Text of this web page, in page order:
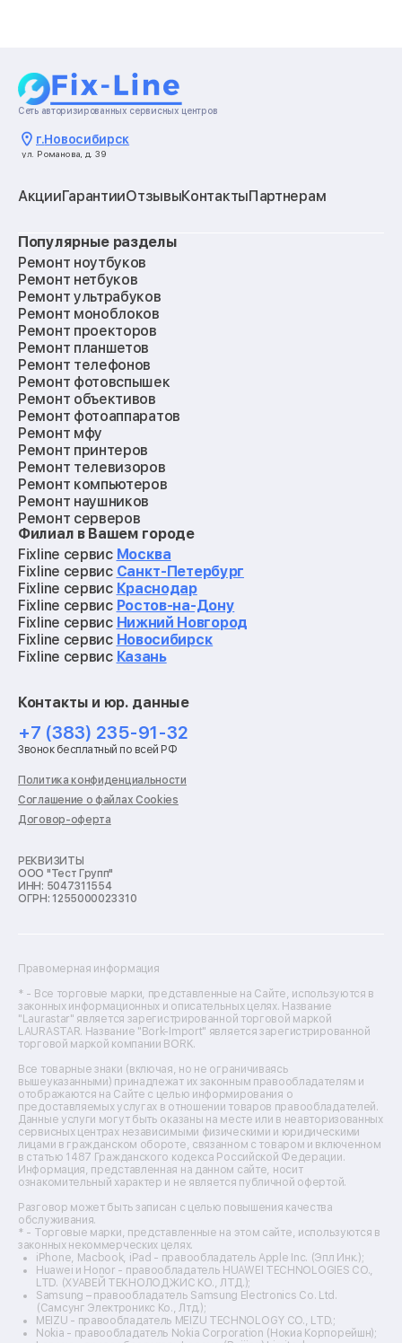
Сеть авторизированных сервисных центров
г.Новосибирск
ул. Романова, д. 39
АкцииГарантииОтзывыКонтактыПартнерам
Популярные разделы
Ремонт ноутбуков
Ремонт нетбуков
Ремонт ультрабуков
Ремонт моноблоков
Ремонт проекторов
Ремонт планшетов
Ремонт телефонов
Ремонт фотовспышек
Ремонт объективов
Ремонт фотоаппаратов
Ремонт мфу
Ремонт принтеров
Ремонт телевизоров
Ремонт компьютеров
Ремонт наушников
Ремонт серверов
Ремонт мониторов
Ремонт квадрокоптеров
Ремонт электросамокатов
Ремонт материнских плат
Ремонт видеокарт
Ремонт кофемашин
Ремонт vr систем
Ремонт игровых приставок
Ремонт роботов-пылесосов
Ремонт холодильников
Ремонт стиральных машин
Ремонт пылесосов
Ремонт варочных панелей
Ремонт духовых шкафов
Ремонт кондиционеров
Ремонт кухонных комбайнов
Ремонт морозильных камер
Ремонт отпаривателей
Ремонт плоттеров
Ремонт фенов
Ремонт цифровых биноклей
Ремонт тепловизоров
Ремонт массажных кресел
Ремонт водонагревателей
Ремонт вытяжек
Ремонт источников бесперебойного питания
Ремонт пароварок
Ремонт микшерных пультов
Ремонт dj-пультов
Ремонт кухонных плит
Ремонт стедикамов
Ремонт оптических прицелов
Ремонт электровелосипедов
Ремонт видеокамер
Ремонт эхолотов
Ремонт 3d-принтеров
Ремонт прицелов ночного видения
Ремонт винных шкафов
Ремонт выпрямителей
Ремонт сушилок для рук
Ремонт дальномеров
Ремонт снегоуборщиков
Филиал в Вашем городе
Fixline сервис Москва
Fixline сервис Санкт-Петербург
Fixline сервис Краснодар
Fixline сервис Ростов-на-Дону
Fixline сервис Нижний Новгород
Fixline сервис Новосибирск
Fixline сервис Казань
Контакты и юр. данные
+7 (383) 235-91-32
Звонок бесплатный по всей РФ
Политика конфиденциальности
Соглашение о файлах Cookies
Договор-оферта
РЕКВИЗИТЫ
ООО "Тест Групп"
ИНН: 5047311554
ОГРН: 1255000023310
Правомерная информация
* - Все торговые марки, представленные на Сайте, используются в
законных информационных и описательных целях. Название
"Laurastar" является зарегистрированной торговой маркой
LAURASTAR. Название "Bork-Import" является зарегистрированной
торговой маркой компании BORK.
Все товарные знаки (включая, но не ограничиваясь
вышеуказанными) принадлежат их законным правообладателям и
отображаются на Сайте с целью информирования о
предоставляемых услугах в отношении товаров правообладателей.
Данные услуги могут быть оказаны на месте или в неавторизованных
сервисных центрах независимыми физическими и юридическими
лицами в гражданском обороте, связанном с товаром и включенном
в статью 1487 Гражданского кодекса Российской Федерации.
Информация, представленная на данном сайте, носит
ознакомительный характер и не является публичной офертой.
Разговор может быть записан с целью повышения качества
обслуживания.
* - Торговые марки, представленные на этом сайте, используются в
законных некоммерческих целях.
iPhone, Macbook, iPad - правообладатель Apple Inc. (Эпл Инк.);
Huawei и Honor - правообладатель HUAWEI TECHNOLOGIES CO.,
LTD. (ХУАВЕЙ ТЕКНОЛОДЖИС КО., ЛТД.);
Samsung – правообладатель Samsung Electronics Co. Ltd.
(Самсунг Электроникс Ко., Лтд.);
MEIZU - правообладатель MEIZU TECHNOLOGY CO., LTD.;
Nokia - правообладатель Nokia Corporation (Нокиа Корпорейшн);